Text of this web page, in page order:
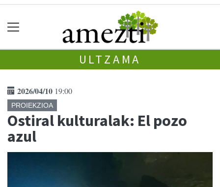
ULTZAMA
2026/04/10 19:00
PROIEKZIOA
Ostiral kulturalak: El pozo
azul